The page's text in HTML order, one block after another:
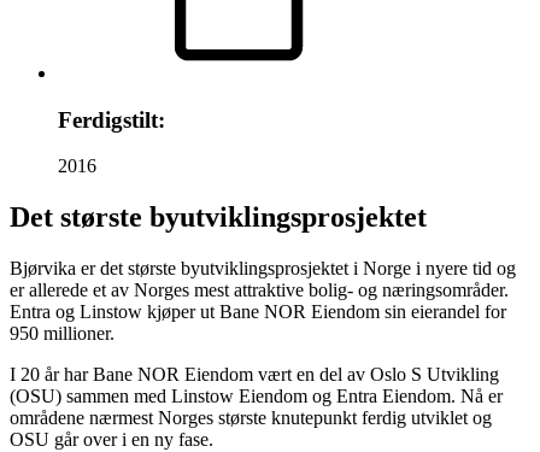
Ferdigstilt:
2016
Det største byutviklingsprosjektet
Bjørvika er det største byutviklingsprosjektet i Norge i nyere tid og
er allerede et av Norges mest attraktive bolig- og næringsområder.
Entra og Linstow kjøper ut Bane NOR Eiendom sin eierandel for
950 millioner.
I 20 år har Bane NOR Eiendom vært en del av Oslo S Utvikling
(OSU) sammen med Linstow Eiendom og Entra Eiendom. Nå er
områdene nærmest Norges største knutepunkt ferdig utviklet og
OSU går over i en ny fase.